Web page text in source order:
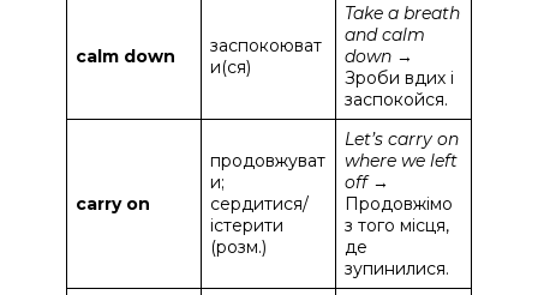
calm down
заспокоюват
и(ся)
Take a breath
and calm
down →
Зроби вдих і
заспокойся.
carry on
продовжуват
и;
сердитися/
істерити
(розм.)
Let’s carry on
where we left
off→
Продовжімо
з того місця,
де
зупинилися.